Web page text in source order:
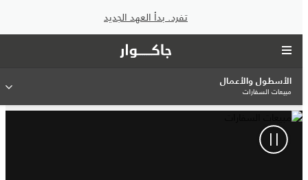
تفرد. بدأ العهد الجديد
الأسطول والأعمال
مبيعات السفارات